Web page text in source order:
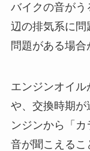
バイクの音がう
辺の排気系に問
問題がある場合
エンジンオイ
や、交換時期が
ンジンから「
音が聞こえるこ